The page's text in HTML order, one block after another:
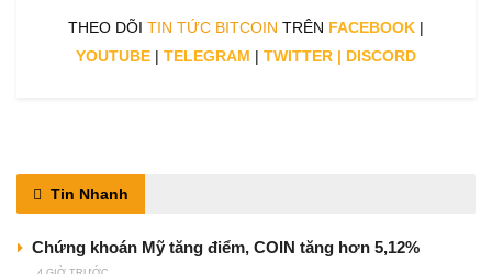
THEO DÕI TIN TỨC BITCOIN TRÊN FACEBOOK |
YOUTUBE | TELEGRAM | TWITTER | DISCORD
Tin Nhanh
Chứng khoán Mỹ tăng điểm, COIN tăng hơn 5,12%